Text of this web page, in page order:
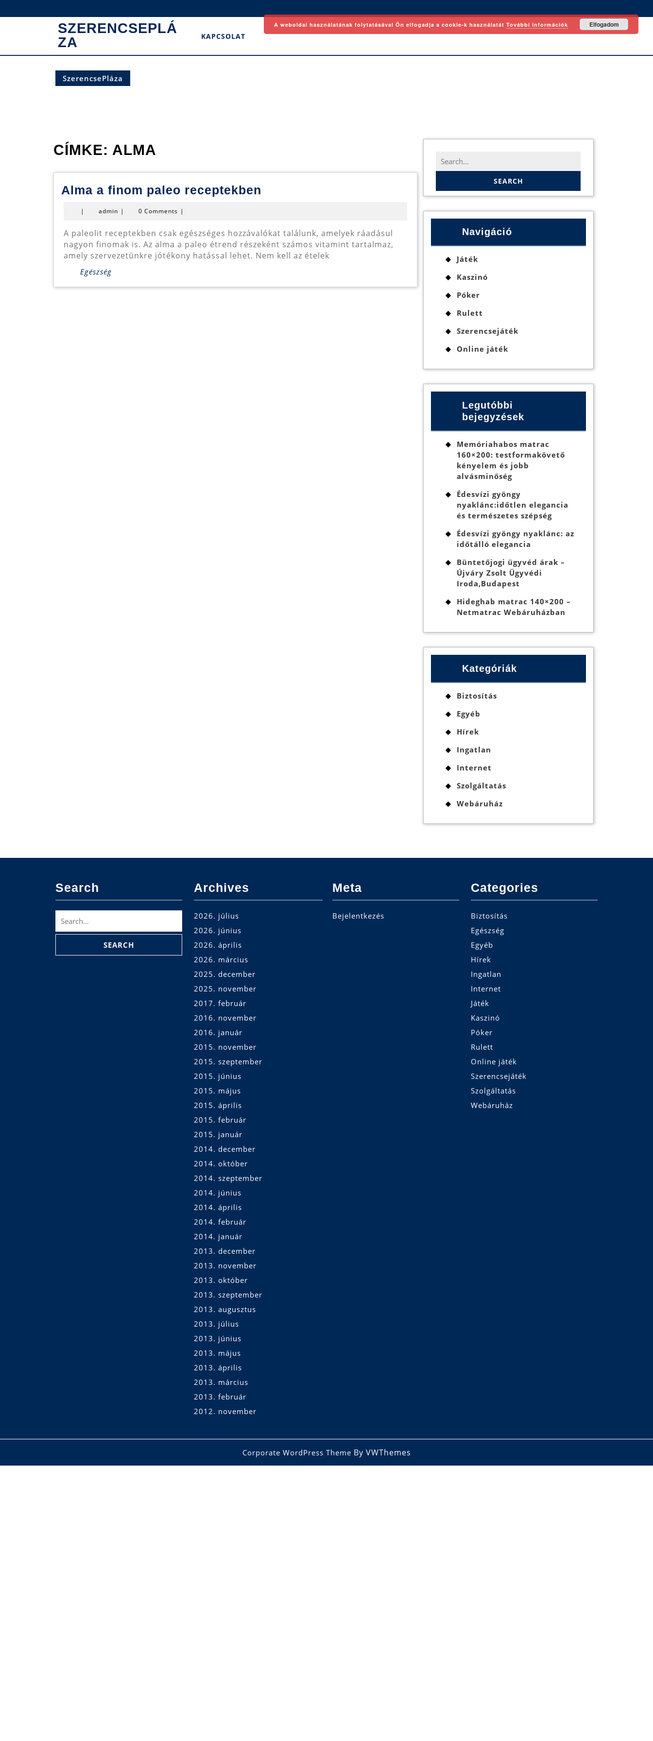
to
SZERENCSEPLÁ
ZA
KAPCSOLAT
SzerencsePláza
CÍMKE: ALMA
Alma a finom paleo receptekben
paleo
receptekben
| admin admin
| 0 Comments |
A paleolit receptekben csak egészséges hozzávalókat találunk, amelyek ráadásul
nagyon finomak is. Az alma a paleo étrend részeként számos vitamint tartalmaz,
amely szervezetünkre jótékony hatással lehet. Nem kell az ételek
Egészség
Search
for:
Navigáció
Játék
Kaszinó
Póker
Rulett
Szerencsejáték
Online játék
Legutóbbi
bejegyzések
Memóriahabos matrac
160×200: testformakövető
kényelem és jobb
alvásminőség
Édesvízi gyöngy
nyaklánc:időtlen elegancia
és természetes szépség
Édesvízi gyöngy nyaklánc: az
időtálló elegancia
Büntetőjogi ügyvéd árak –
Újváry Zsolt Ügyvédi
Iroda,Budapest
Hideghab matrac 140×200 –
Netmatrac Webáruházban
Kategóriák
Biztosítás
Egyéb
Hírek
Ingatlan
Internet
Szolgáltatás
Webáruház
Search
for:
Archives
2026. július
2026. június
2026. április
2026. március
2025. december
2025. november
2017. február
2016. november
2016. január
2015. november
2015. szeptember
2015. június
2015. május
2015. április
2015. február
2015. január
2014. december
2014. október
2014. szeptember
2014. június
2014. április
2014. február
2014. január
2013. december
2013. november
2013. október
2013. szeptember
2013. augusztus
2013. július
2013. június
2013. május
2013. április
2013. március
2013. február
2012. november
Meta
Bejelentkezés
Categories
Biztosítás
Egészség
Egyéb
Hírek
Ingatlan
Internet
Játék
Kaszinó
Póker
Rulett
Online játék
Szerencsejáték
Szolgáltatás
Webáruház
Corporate WordPress Theme By VWThemes
Scroll
A weboldal használatának folytatásával Ön elfogadja a cookie-k használatát További információk Elfogadom